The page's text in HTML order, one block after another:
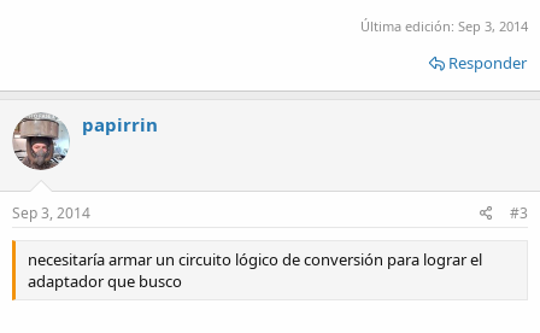
Última edición: Sep 3, 2014
Responder
papirrin
Sep 3, 2014 #3
necesitaría armar un circuito lógico de conversión para lograr el
adaptador que busco